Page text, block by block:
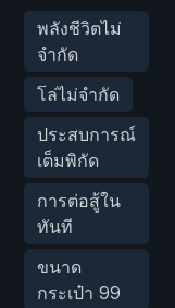
พลังชีวิตไม่
จำกัด
โล่ไม่จำกัด
ประสบการณ์
เต็มพิกัด
การต่อสู้ใน
ทันที
ขนาด
กระเป๋า 99